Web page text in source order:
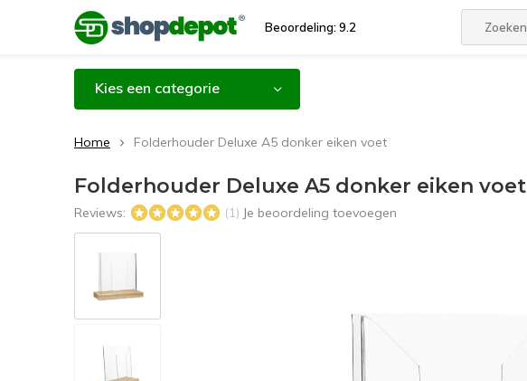
Beoordeling: 9.2
Kies een categorie
Home Folderhouder Deluxe A5 donker eiken voet
Folderhouder Deluxe A5 donker eiken voet
Reviews: (1) Je beoordeling toevoegen